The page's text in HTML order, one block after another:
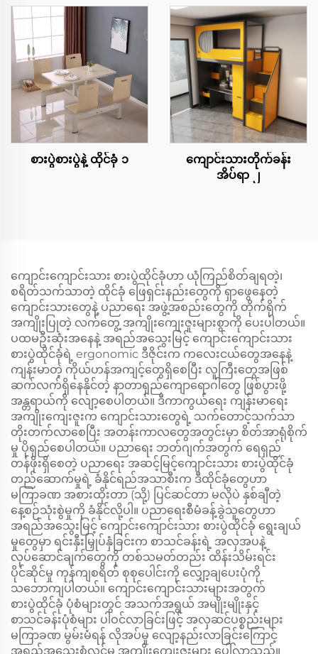
စားပွဲစားပွဲနဲ့ ထိုင်ခုံ ၁
ကျောင်းသားတိုက်ခန်း
အိပ်ရာ ၂
ကျောင်းကျောင်းသား စားပွဲထိုင်ခုံဟာ ယုံကြည်စိတ်ချရတဲ့၊
စရိတ်သက်သာတဲ့ ထိုင်ခုံ ဖြေရှင်းနည်းတွေကို ရှာဖွေနေတဲ့
ကျောင်းသားတွေနဲ့ ပညာရေး အဖွဲ့အစည်းတွေကို တိုက်ရိုက်
အကျိုးပြုတဲ့ လက်တွေ့ အကျိုးကျေးဇူးများစွာကို ပေးပါတယ်။
ပထမဦးဆုံးအနေနဲ့ အရည်အသွေးမြင့် ကျောင်းကျောင်းသား
စားပွဲထိုင်ခုံရဲ့ ergonomic ဒီဇိုင်းက ကလေးငယ်တွေအနေနဲ့
ကျန်းမာတဲ့ ကိုယ်ဟန်အကျင့်တွေရှိစေပြီး လူကြီးတွေအဖြစ်
ဆက်လက်ရှိနေနိုင်တဲ့ နာတာရှည်ကျောရောဂါတွေ ဖြစ်ပွားဖို့
အန္တရာယ်ကို လျော့စေပါတယ်။ ဒီကာကွယ်ရေး ကျန်းမာရေး
အကျိုးကျေးဇူးက ကျောင်းသားတွေရဲ့ သက်တောင့်သက်သာ
တိုးတက်လာစေပြီး အတန်းကာလတွေအတွင်းမှာ စိတ်အာရုံစိုက်
မှု ပိုရှည်စေပါတယ်။ ပညာရေး ဘတ်ဂျက်အတွက် ရေရှည်
တန်ဖိုးရှိစေတဲ့ ပညာရေး အဆင့်မြင့်ကျောင်းသား စားပွဲထိုင်ခုံ
တည်ဆောက်မှုရဲ့ ခံနိုင်ရည်အသာစီးက ဒီထိုင်ခုံတွေဟာ
မကြာခဏ အစားထိုးတာ (သို့) ပြင်ဆင်တာ မလိုပဲ နှစ်ချီတဲ့
နေ့စဉ်သုံးစွဲမှုကို ခံနိုင်လို့ပါ။ ပညာရေးစီမံခန့်ခွဲသူတွေဟာ
အရည်အသွေးမြင့် ကျောင်းကျောင်းသား စားပွဲထိုင်ခုံ ရွေးချယ်
မှုတွေမှာ ရင်းနှီးမြှုပ်နှံခြင်းက စာသင်ခန်းရဲ့ အလှအပနဲ့
လုပ်ဆောင်ချက်တွေကို တစ်သမတ်တည်း ထိန်းသိမ်းရင်း
ပိုင်ဆိုင်မှု ကုန်ကျစရိတ် စုစုပေါင်းကို လျှော့ချပေးပုံကို
သဘောကျပါတယ်။ ကျောင်းကျောင်းသားများအတွက်
စားပွဲထိုင်ခုံ ပုံစံများတွင် အသက်အရွယ် အမျိုးမျိုးနှင့်
စာသင်ခန်းပုံစံများ ပါဝင်လာခြင်းဖြင့် အလှဆင်ပစ္စည်းများ
မကြာခဏ မွမ်းမံရန် လိုအပ်မှု လျော့နည်းလာခြင်းကြောင့်
အရည်အသွေးစုံလင်မှု အကျိုးကျေးဇူးများ ပေါ်လာသည်။